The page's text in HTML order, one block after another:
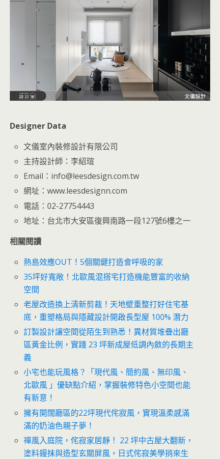
Designer Data
文儀室內裝修設計有限公司
主持設計師：李紹瑄
Email：info@leesdesign.com.tw
網址：www.leesdesignn.com
電話：02-27754443
地址：台北市大安區復興南路一段127號6樓之一
相關閱讀
熱島效應OUT！5個關鍵打造會呼吸的家
35坪好寬敞！北歐風混搭宅打造機能豐富的收納
空間
老屋改造換上清新剪裁！天地壁重整打好住宅基
底，重塑格局與隱藏設計開啟長型屋 100% 潛力
訂製設計讓空間從陌生到熟悉！異材質堆疊出廳
區黃金比例，實踐 23 坪新成屋低調內斂的長期主
義
小宅也能玩風格？「現代風、簡約風、無印風、
北歐風 」優缺點介紹，掌握裝修特色小空間也能
有新意！
擁有開闊廳區的22坪現代侘寂風，實現溫柔感滿
滿的奶油色親子夢！
禪風入庭院，侘寂家居靜！ 22 坪中古屋大翻新，
塗料鏝抹與造型玄關屏風，日式侘寂美學捎來生